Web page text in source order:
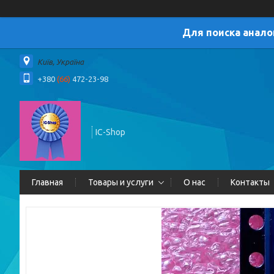
Для поиска
Київ, Україна
+380 (66) 472-23-98
IC-Shop
Главная Товары и услуги О нас Контакты